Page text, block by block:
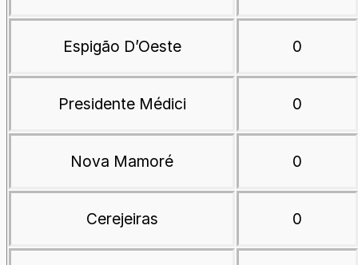
Espigão D’Oeste 0
Presidente Médici 0
Nova Mamoré 0
Cerejeiras 0